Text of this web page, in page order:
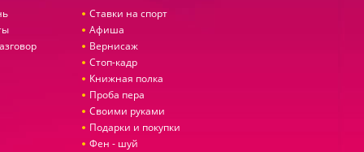
Ставки на спорт
Афиша
Вернисаж
Стоп-кадр
Книжная полка
Проба пера
Своими руками
Подарки и покупки
Фен - шуй